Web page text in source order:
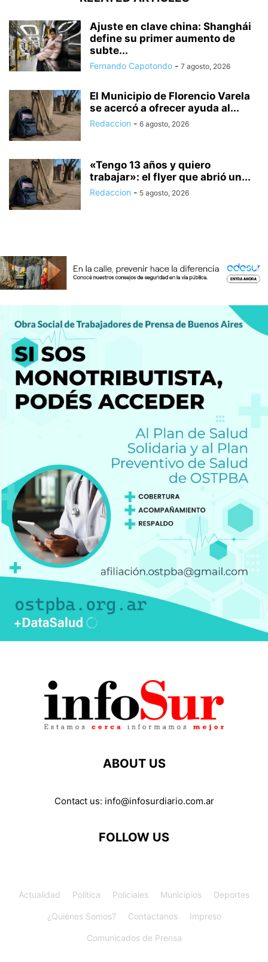
Ajuste en clave china: Shanghái
define su primer aumento de
subte...
Fernando Capotondo - 7 agosto, 2026
El Municipio de Florencio Varela
se acercó a ofrecer ayuda al...
Redaccion - 6 agosto, 2026
«Tengo 13 años y quiero
trabajar»: el flyer que abrió un...
Redaccion - 5 agosto, 2026
ABOUT US
Contact us: info@infosurdiario.com.ar
FOLLOW US
Actualidad Política Policiales Municipios Deportes
¿Quiénes Somos? Contactanos Impreso
Comunicados de Prensa